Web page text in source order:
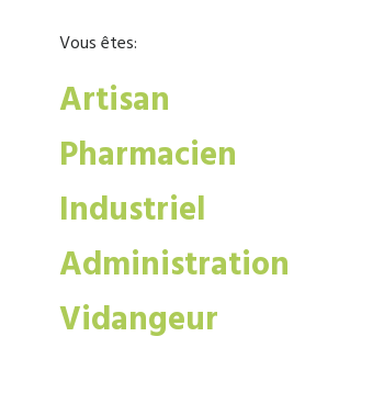
Vous êtes:
Artisan
Pharmacien
Industriel
Administration
Vidangeur